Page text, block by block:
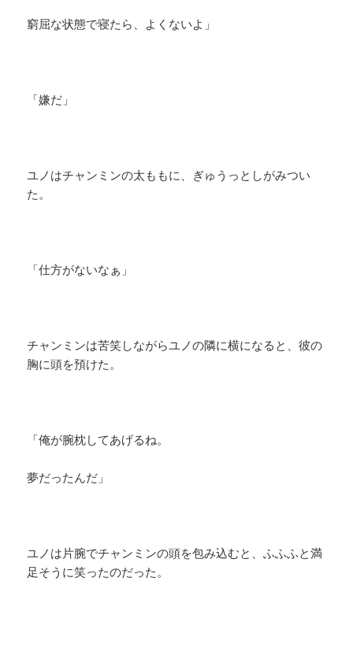
窮屈な状態で寝たら、よくないよ」
「嫌だ」
ユノはチャンミンの太ももに、ぎゅうっとしがみつい
た。
「仕方がないなぁ」
チャンミンは苦笑しながらユノの隣に横になると、彼の
胸に頭を預けた。
「俺が腕枕してあげるね。
夢だったんだ」
ユノは片腕でチャンミンの頭を包み込むと、ふふふと満
足そうに笑ったのだった。